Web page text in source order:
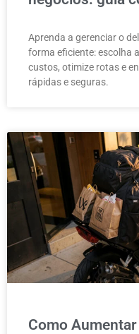
Aprenda a gerenciar o
forma eficiente: escolha
custos, otimize rotas e
rápidas e seguras.
Como